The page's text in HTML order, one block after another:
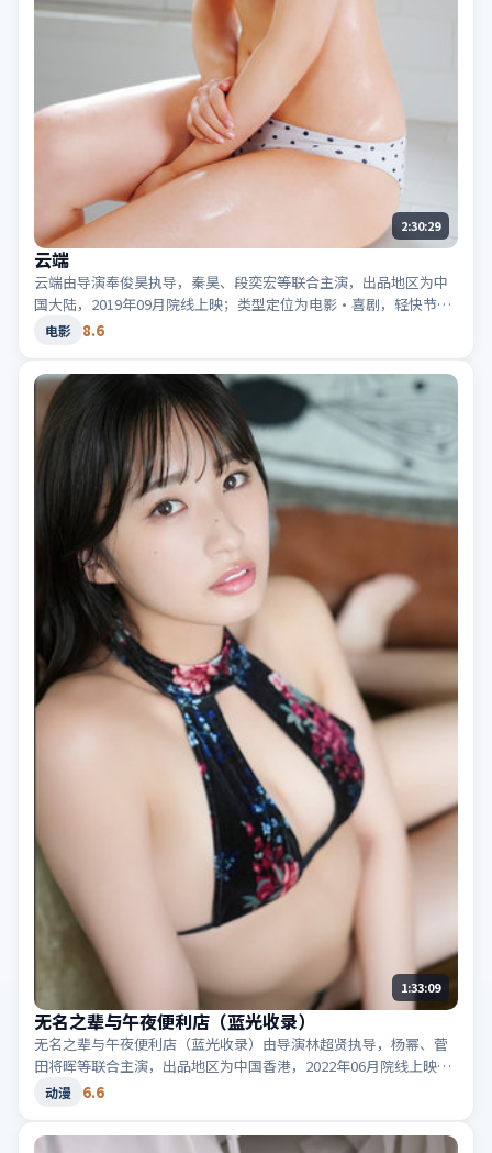
2:30:29
云端
云端由导演奉俊昊执导，秦昊、段奕宏等联合主演，出品地区为中
国大陆，2019年09月院线上映；类型定位为电影·喜剧，轻快节奏
与生活化笑点。适合检索「中国大陆喜剧」「2019高分电影」等相
电影 8.6
1:33:09
无名之辈与午夜便利店（蓝光收录）
无名之辈与午夜便利店（蓝光收录）由导演林超贤执导，杨幂、菅
田将晖等联合主演，出品地区为中国香港，2022年06月院线上映；
类型定位为动漫·悬疑，真相在最后一刻揭晓。适合检索「中国香
动漫 6.6